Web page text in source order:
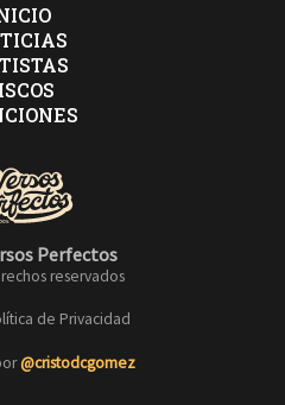
Perfectos
reservados
de Privacidad
@cristodcgomez